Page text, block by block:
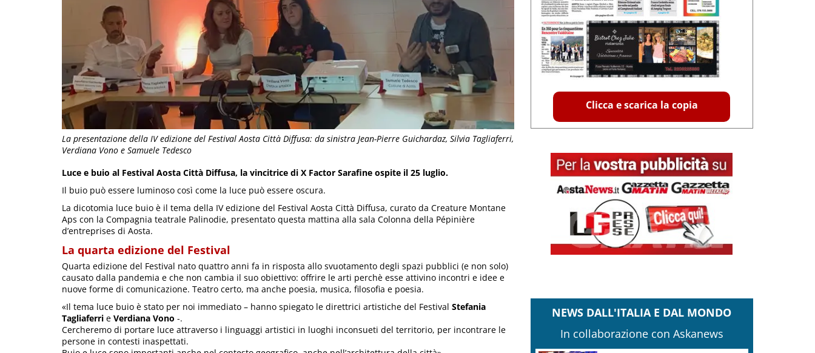
La presentazione della IV edizione del Festival Aosta Città Diffusa: da sinistra Jean-Pierre Guichardaz, Silvia Tagliaferri,
Verdiana Vono e Samuele Tedesco
Luce e buio al Festival Aosta Città Diffusa, la vincitrice di X Factor Sarafine ospite il 25 luglio.
Il buio può essere luminoso così come la luce può essere oscura.
La dicotomia luce buio è il tema della IV edizione del Festival Aosta Città Diffusa, curato da Creature Montane
Aps con la Compagnia teatrale Palinodie, presentato questa mattina alla sala Colonna della Pépinière
d’entreprises di Aosta.
La quarta edizione del Festival
Quarta edizione del Festival nato quattro anni fa in risposta allo svuotamento degli spazi pubblici (e non solo)
causato dalla pandemia e che non cambia il suo obiettivo: offrire le arti perchè esse attivino incontri e idee e
nuove forme di comunicazione. Teatro certo, ma anche poesia, musica, filosofia e poesia.
«Il tema luce buio è stato per noi immediato – hanno spiegato le direttrici artistiche del Festival Stefania
Tagliaferri e Verdiana Vono -.
Cercheremo di portare luce attraverso i linguaggi artistici in luoghi inconsueti del territorio, per incontrare le
persone in contesti inaspettati.
Clicca e scarica la copia
NEWS DALL'ITALIA E DAL MONDO
In collaborazione con Askanews